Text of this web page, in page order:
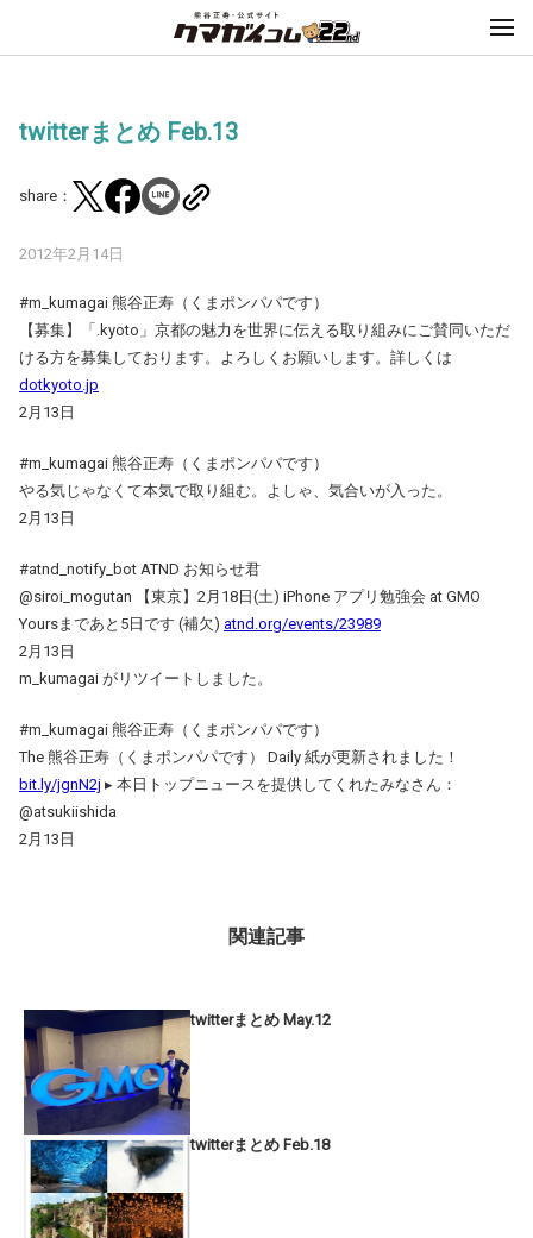
twitterまとめ Feb.13
share：
2012年2月14日
#m_kumagai 熊谷正寿（くまポンパパです）
【募集】「.kyoto」京都の魅力を世界に伝える取り組みにご賛同いただ
ける方を募集しております。よろしくお願いします。詳しくは
dotkyoto.jp
2月13日
#m_kumagai 熊谷正寿（くまポンパパです）
やる気じゃなくて本気で取り組む。よしゃ、気合いが入った。
2月13日
#atnd_notify_bot ATND お知らせ君
@siroi_mogutan 【東京】2月18日(土) iPhone アプリ勉強会 at GMO
Yoursまであと5日です (補欠) atnd.org/events/23989
2月13日
m_kumagai がリツイートしました。
#m_kumagai 熊谷正寿（くまポンパパです）
The 熊谷正寿（くまポンパパです） Daily 紙が更新されました！
bit.ly/jgnN2j ▸ 本日トップニュースを提供してくれたみなさん：
@atsukiishida
2月13日
関連記事
twitterまとめ May.12
twitterまとめ Feb.18